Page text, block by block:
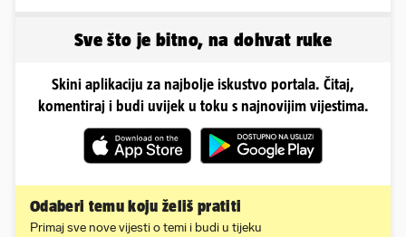
Sve što je bitno, na dohvat ruke
Skini aplikaciju za najbolje iskustvo portala. Čitaj,
komentiraj i budi uvijek u toku s najnovijim vijestima.
Odaberi temu koju želiš pratiti
Primaj sve nove vijesti o temi i budi u tijeku